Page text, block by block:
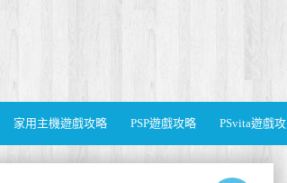
家用主機遊戲攻略 PSP遊戲攻略 PSvita遊戲